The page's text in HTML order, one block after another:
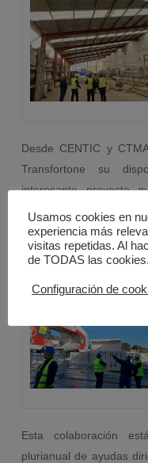
Desde CENTIC y
Transfortone su
interesante proyecto
empresas reales para
viabilidad de los
Esta colaboración
plurianual de ayudas
Usamos cookies en
experiencia más
visitas repetidas. Al
de TODAS las cookies.
Configuración de